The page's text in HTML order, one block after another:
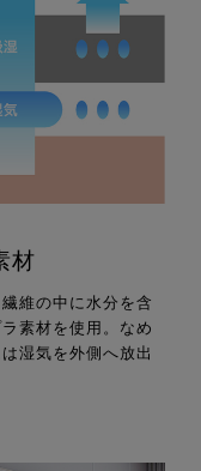
材
維の中に水分を含
素材を使用。なめ
湿気を外側へ放出